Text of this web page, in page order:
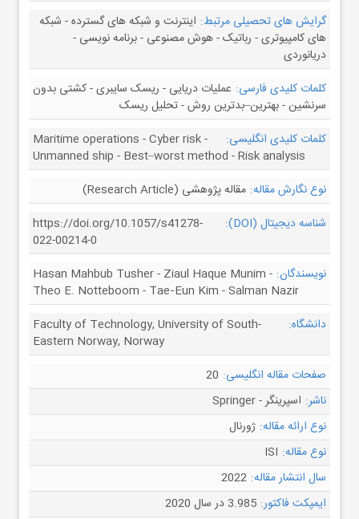
گرایش های تحصیلی مرتبط: اینترنت و شبکه های گسترده - شبکه
های کامپیوتری - رباتیک - هوش مصنوعی - برنامه نویسی -
دریانوردی
کلمات کلیدی فارسی: عملیات دریایی - ریسک سایبری - کشتی بدون
سرنشین - بهترین–بدترین روش - تحلیل ریسک
کلمات کلیدی انگلیسی:
Maritime operations - Cyber risk -
Unmanned ship - Best–worst method - Risk analysis
نوع نگارش مقاله: مقاله پژوهشی (Research Article)
شناسه دیجیتال (DOI):
https://doi.org/10.1057/s41278-
022-00214-0
نویسندگان: Hasan Mahbub Tusher - Ziaul Haque Munim -
Theo E. Notteboom - Tae‑Eun Kim - Salman Nazir
دانشگاه:
Faculty of Technology, University of South-
Eastern Norway, Norway
صفحات مقاله انگلیسی: 20
ناشر: اسپرینگر - Springer
نوع ارائه مقاله: ژورنال
نوع مقاله: ISI
سال انتشار مقاله: 2022
ایمپکت فاکتور: 3.985 در سال 2020